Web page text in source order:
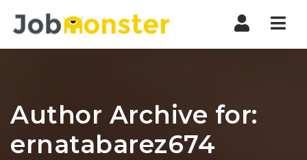
Author Archive for:
ernatabarez674